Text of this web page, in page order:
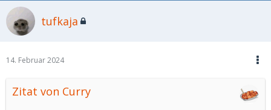
tufkaja
14. Februar 2024
Zitat von Curry